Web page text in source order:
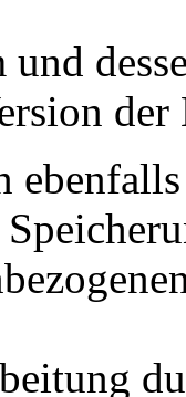
und